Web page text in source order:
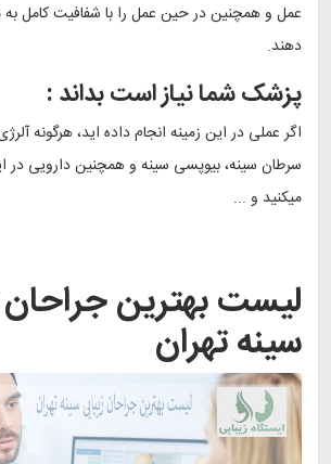
عمل و همچنین در حین عمل را با شفافیت کامل
دهند.
پزشک شما نیاز است بداند :
اگر عملی در این زمینه انجام داده اید، هرگونه
سرطان سینه، بیوپسی سینه و همچنین دارویی در
میکنید و ...
لیست بهترین جراحان
سینه تهران